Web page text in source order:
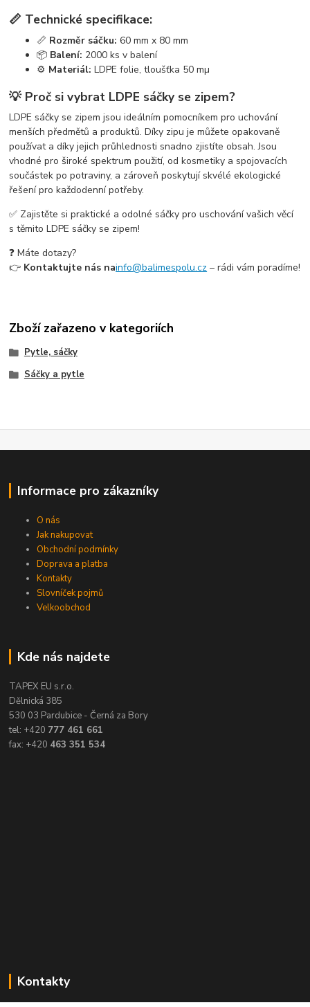
📏 Technické specifikace:
📏 Rozměr sáčku: 60 mm x 80 mm
📦 Balení: 2000 ks v balení
⚙️ Materiál: LDPE folie, tloušťka 50 mµ
💡 Proč si vybrat LDPE sáčky se zipem?
LDPE sáčky se zipem jsou ideálním pomocníkem pro uchování
menších předmětů a produktů. Díky zipu je můžete opakovaně
používat a díky jejich průhlednosti snadno zjistíte obsah. Jsou
vhodné pro široké spektrum použití, od kosmetiky a spojovacích
součástek po potraviny, a zároveň poskytují skvélé ekologické
řešení pro každodenní potřeby.
✅ Zajistěte si praktické a odolné sáčky pro uschování vašich věcí
s těmito LDPE sáčky se zipem!
❓ Máte dotazy?
👉 Kontaktujte nás nainfo@balimespolu.cz – rádi vám poradíme!
Zboží zařazeno v kategoriích
Pytle, sáčky
Sáčky a pytle
Informace pro zákazníky
O nás
Jak nakupovat
Obchodní podmínky
Doprava a platba
Kontakty
Slovníček pojmů
Velkoobchod
Kde nás najdete
TAPEX EU s.r.o.
Dělnická 385
530 03 Pardubice - Černá za Bory
tel: +420 777 461 661
fax: +420 463 351 534
Kontakty